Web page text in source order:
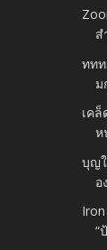
ส
ทท
ม
เค
ห
บุญ
อ
“